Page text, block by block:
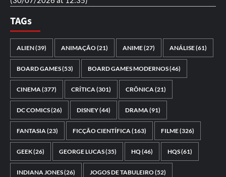
TAGs
ALIEN(39) ANIMAÇÃO(21) ANIME(27) ANÁLISE(61)
BOARD GAMES(53) BOARD GAMES MODERNOS(46)
CINEMA(377) CRÍTICA(301) CRÔNICA(21)
DC COMICS(26) DISNEY(44) DRAMA(91)
FANTASIA(23) FICÇÃO CIENTÍFICA(163) FILME(326)
GEEK(26) GEORGE LUCAS(35) HQ(46) HQS(61)
INDIANA JONES(26) JOGOS DE TABULEIRO(52)